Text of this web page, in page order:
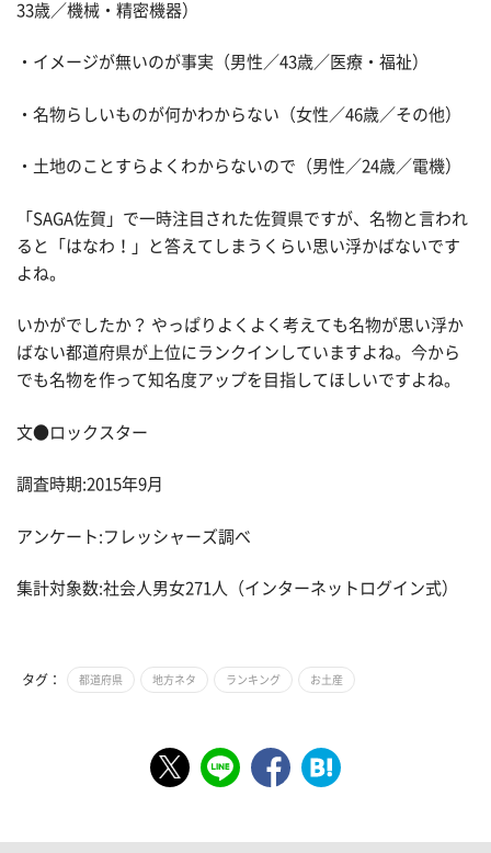
33歳／機械・精密機器）
・イメージが無いのが事実（男性／43歳／医療・福祉）
・名物らしいものが何かわからない（女性／46歳／その他）
・土地のことすらよくわからないので（男性／24歳／電機）
「SAGA佐賀」で一時注目された佐賀県ですが、名物と言われ
ると「はなわ！」と答えてしまうくらい思い浮かばないです
よね。
いかがでしたか？ やっぱりよくよく考えても名物が思い浮か
ばない都道府県が上位にランクインしていますよね。今から
でも名物を作って知名度アップを目指してほしいですよね。
文●ロックスター
調査時期:2015年9月
アンケート:フレッシャーズ調べ
集計対象数:社会人男女271人（インターネットログイン式）
タグ： 都道府県 地方ネタ ランキング お土産